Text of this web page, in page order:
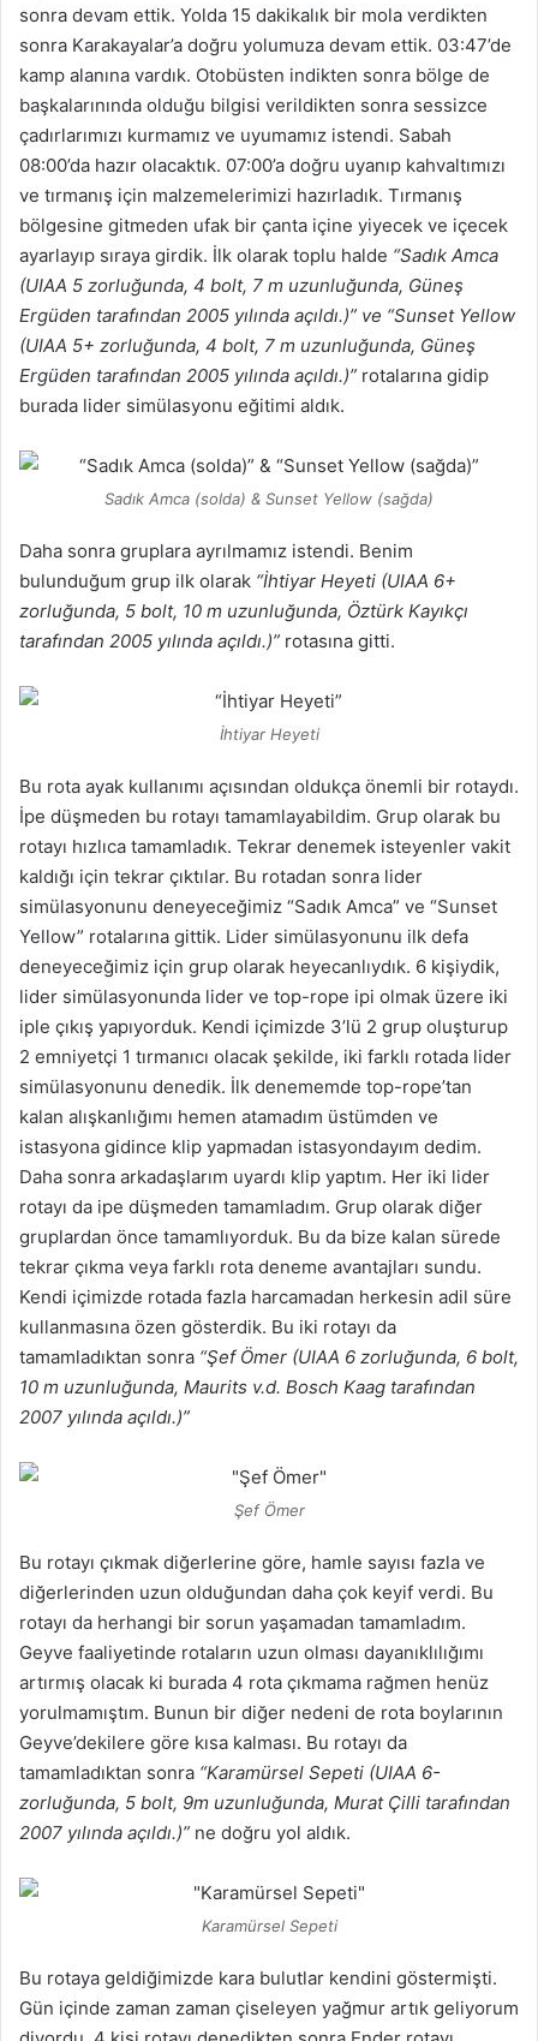
sonra devam ettik. Yolda 15 dakikalık bir mola verdikten
sonra Karakayalar’a doğru yolumuza devam ettik. 03:47’de
kamp alanına vardık. Otobüsten indikten sonra bölge de
başkalarınında olduğu bilgisi verildikten sonra sessizce
çadırlarımızı kurmamız ve uyumamız istendi. Sabah
08:00’da hazır olacaktık. 07:00’a doğru uyanıp kahvaltımızı
ve tırmanış için malzemelerimizi hazırladık. Tırmanış
bölgesine gitmeden ufak bir çanta içine yiyecek ve içecek
ayarlayıp sıraya girdik. İlk olarak toplu halde “Sadık Amca
(UIAA 5 zorluğunda, 4 bolt, 7 m uzunluğunda, Güneş
Ergüden tarafından 2005 yılında açıldı.)” ve “Sunset Yellow
(UIAA 5+ zorluğunda, 4 bolt, 7 m uzunluğunda, Güneş
Ergüden tarafından 2005 yılında açıldı.)” rotalarına gidip
burada lider simülasyonu eğitimi aldık.
Sadık Amca (solda) & Sunset Yellow (sağda)
Daha sonra gruplara ayrılmamız istendi. Benim
bulunduğum grup ilk olarak “İhtiyar Heyeti (UIAA 6+
zorluğunda, 5 bolt, 10 m uzunluğunda, Öztürk Kayıkçı
tarafından 2005 yılında açıldı.)” rotasına gitti.
İhtiyar Heyeti
Bu rota ayak kullanımı açısından oldukça önemli bir rotaydı.
İpe düşmeden bu rotayı tamamlayabildim. Grup olarak bu
rotayı hızlıca tamamladık. Tekrar denemek isteyenler vakit
kaldığı için tekrar çıktılar. Bu rotadan sonra lider
simülasyonunu deneyeceğimiz “Sadık Amca” ve “Sunset
Yellow” rotalarına gittik. Lider simülasyonunu ilk defa
deneyeceğimiz için grup olarak heyecanlıydık. 6 kişiydik,
lider simülasyonunda lider ve top-rope ipi olmak üzere iki
iple çıkış yapıyorduk. Kendi içimizde 3’lü 2 grup oluşturup
2 emniyetçi 1 tırmanıcı olacak şekilde, iki farklı rotada lider
simülasyonunu denedik. İlk denememde top-rope’tan
kalan alışkanlığımı hemen atamadım üstümden ve
istasyona gidince klip yapmadan istasyondayım dedim.
Daha sonra arkadaşlarım uyardı klip yaptım. Her iki lider
rotayı da ipe düşmeden tamamladım. Grup olarak diğer
gruplardan önce tamamlıyorduk. Bu da bize kalan sürede
tekrar çıkma veya farklı rota deneme avantajları sundu.
Kendi içimizde rotada fazla harcamadan herkesin adil süre
kullanmasına özen gösterdik. Bu iki rotayı da
tamamladıktan sonra “Şef Ömer (UIAA 6 zorluğunda, 6 bolt,
10 m uzunluğunda, Maurits v.d. Bosch Kaag tarafından
2007 yılında açıldı.)”
Şef Ömer
Bu rotayı çıkmak diğerlerine göre, hamle sayısı fazla ve
diğerlerinden uzun olduğundan daha çok keyif verdi. Bu
rotayı da herhangi bir sorun yaşamadan tamamladım.
Geyve faaliyetinde rotaların uzun olması dayanıklılığımı
artırmış olacak ki burada 4 rota çıkmama rağmen henüz
yorulmamıştım. Bunun bir diğer nedeni de rota boylarının
Geyve’dekilere göre kısa kalması. Bu rotayı da
tamamladıktan sonra “Karamürsel Sepeti (UIAA 6-
zorluğunda, 5 bolt, 9m uzunluğunda, Murat Çilli tarafından
2007 yılında açıldı.)” ne doğru yol aldık.
Karamürsel Sepeti
Bu rotaya geldiğimizde kara bulutlar kendini göstermişti.
Gün içinde zaman zaman çiseleyen yağmur artık geliyorum